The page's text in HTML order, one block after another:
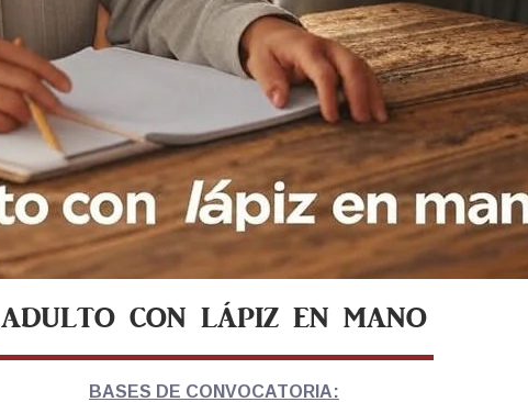
ADULTO CON LÁPIZ EN MANO
BASES DE CONVOCATORIA: